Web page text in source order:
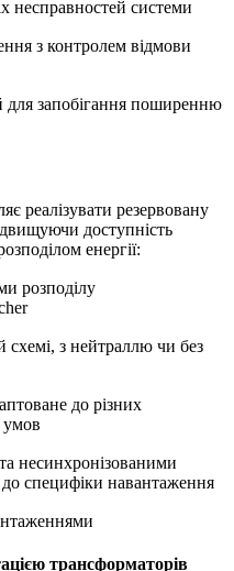
несправностей системи
з контролем відмови
запобігання поширенню
реалізувати резервовану
доступність
енергії:
розподілу
з нейтраллю чи без
до різних
умов
несинхронізованими
специфіки навантаження
трансформаторів